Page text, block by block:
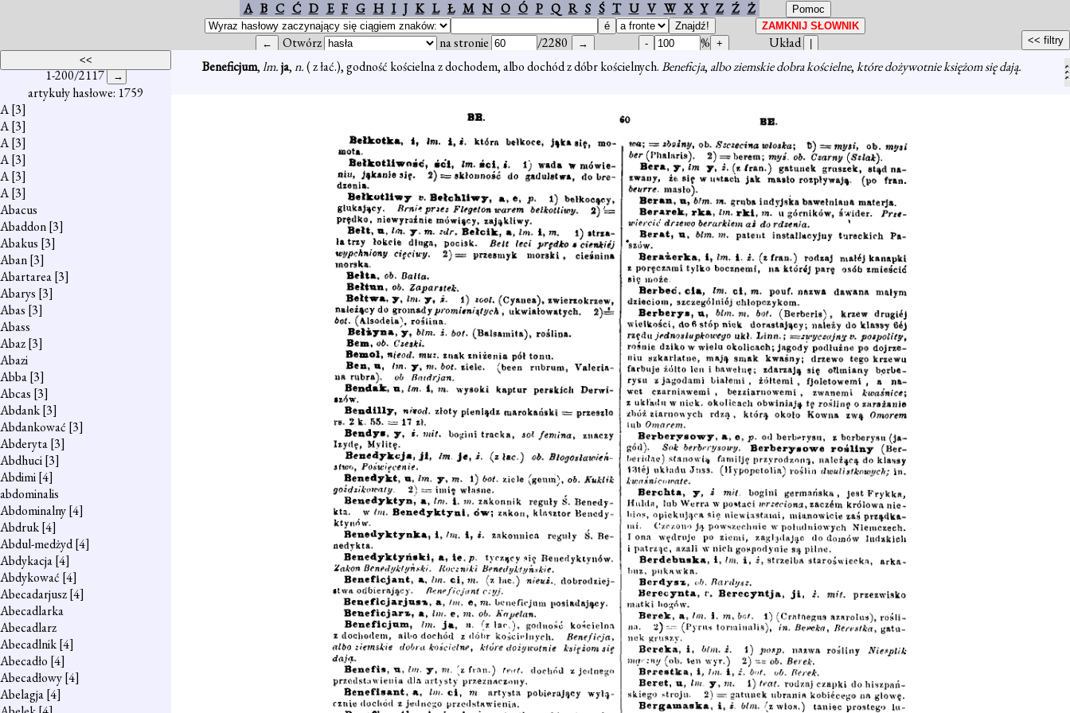
A B C Ć D E F G H I J K L Ł M N O Ó P Q R S Ś T U V W X Y Z Ź Ż
Otwórz na stronie /2280 %
Układ
1-200/2117
artykuły hasłowe: 1759
A[3]
A[3]
A[3]
A[3]
A[3]
A[3]
Abacus
Abaddon[3]
Abakus [3]
Aban[3]
Abartarea[3]
Abarys [3]
Abas [3]
Abass
Abaz[3]
Abazi
Abba[3]
Abcas [3]
Abdank[3]
Abdankować [3]
Abderyta[3]
Abdhuci[3]
Abdimi[4]
abdominalis
Abdominalny[4]
Abdruk[4]
Abdul-medżyd[4]
Abdykacja[4]
Abdykować [4]
Abecadarjusz[4]
Abecadlarka
Abecadlarz
Abecadlnik[4]
Abecadło [4]
Abecadłowy[4]
Abelagja[4]
Beneficjum,lm.ja,n.( z łać.), godność kościelna z dochodem, albo dochód z dóbr kościelnych.Beneficja, albo ziemskie dobra kościelne,które dożywotnie księżom się dają.